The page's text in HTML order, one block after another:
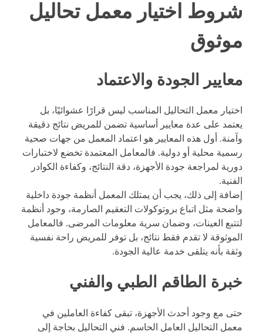
شروط اختيار معمل تحاليل
موثوق
معايير الجودة والاعتماد
اختيار معمل التحاليل المناسب ليس قرارًا عشوائيًا، بل
يعتمد على عدة معايير أساسية تضمن للمريض نتائج دقيقة
وآمنة. أول هذه المعايير هو اعتماد المعمل من جهات صحية
رسمية محلية أو دولية. فالمعامل المعتمدة تخضع لاختبارات
دورية لمراجعة جودة الأجهزة، دقة النتائج، وكفاءة الكوادر
الفنية.
إضافة إلى ذلك، يجب أن يمتلك المعمل أنظمة جودة داخلية
واضحة مثل اتباع بروتوكولات التعقيم الصارمة، وجود أنظمة
لتتبع العينات، وضمان سرية معلومات المرضى. فالمعامل
الموثوقة لا تقدم فقط نتائج، بل توفر للمريض راحة نفسية
وثقة بأنه يتلقى خدمة عالية الجودة.
خبرة الطاقم الطبي والفني
حتى مع وجود أحدث الأجهزة، تبقى كفاءة العاملين في
معمل التحاليل العامل الحاسم. فني التحاليل بحاجة إلى